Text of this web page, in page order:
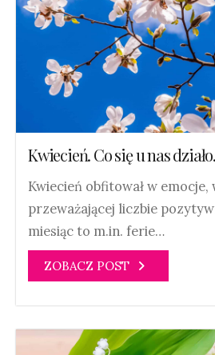
Kwiecień. Co się u nas działo.
Kwiecień obfitował w emocje,
przeważającej liczbie
miesiąc to m.in. ferie…
ZOBACZ POST